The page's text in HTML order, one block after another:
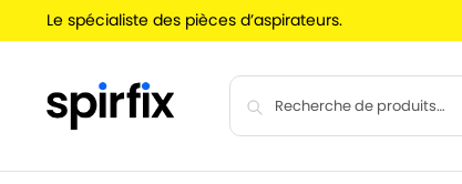
Le spécialiste des pièces d’aspirateurs.